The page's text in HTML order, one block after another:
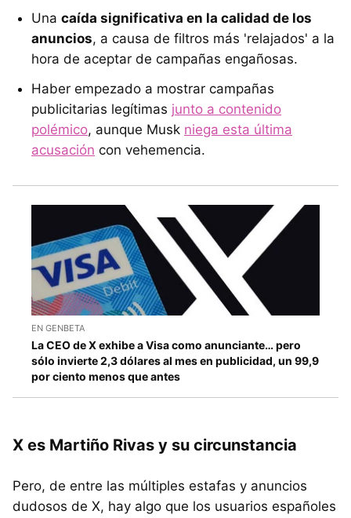
Una caída significativa en la calidad de los
anuncios, a causa de filtros más 'relajados' a la
hora de aceptar de campañas engañosas.
Haber empezado a mostrar campañas
publicitarias legítimas junto a contenido
polémico, aunque Musk niega esta última
acusación con vehemencia.
EN GENBETA
La CEO de X exhibe a Visa como anunciante… pero
sólo invierte 2,3 dólares al mes en publicidad, un 99,9
por ciento menos que antes
X es Martiño Rivas y su circunstancia
Pero, de entre las múltiples estafas y anuncios
dudosos de X, hay algo que los usuarios españoles